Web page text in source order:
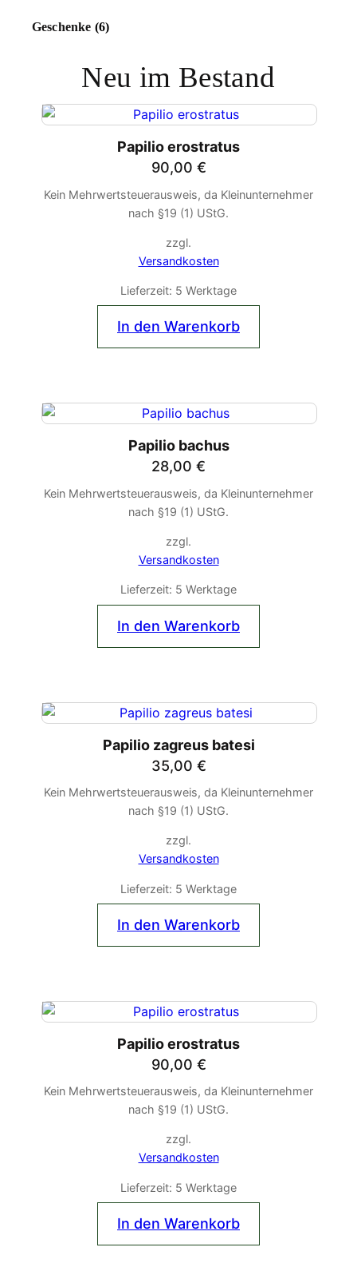
Geschenke (6)
Neu im Bestand
Papilio erostratus
90,00 €
Kein Mehrwertsteuerausweis, da Kleinunternehmer
nach §19 (1) UStG.
zzgl.
Versandkosten
Lieferzeit: 5 Werktage
In den Warenkorb
Papilio bachus
28,00 €
Kein Mehrwertsteuerausweis, da Kleinunternehmer
nach §19 (1) UStG.
zzgl.
Versandkosten
Lieferzeit: 5 Werktage
In den Warenkorb
Papilio zagreus batesi
35,00 €
Kein Mehrwertsteuerausweis, da Kleinunternehmer
nach §19 (1) UStG.
zzgl.
Versandkosten
Lieferzeit: 5 Werktage
In den Warenkorb
Papilio erostratus
90,00 €
Kein Mehrwertsteuerausweis, da Kleinunternehmer
nach §19 (1) UStG.
zzgl.
Versandkosten
Lieferzeit: 5 Werktage
In den Warenkorb